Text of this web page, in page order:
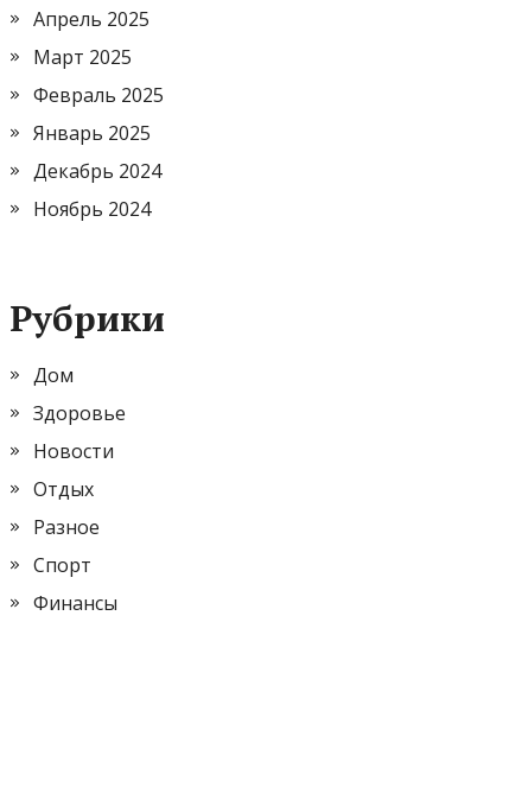
Апрель 2025
Март 2025
Февраль 2025
Январь 2025
Декабрь 2024
Ноябрь 2024
Рубрики
Дом
Здоровье
Новости
Отдых
Разное
Спорт
Финансы